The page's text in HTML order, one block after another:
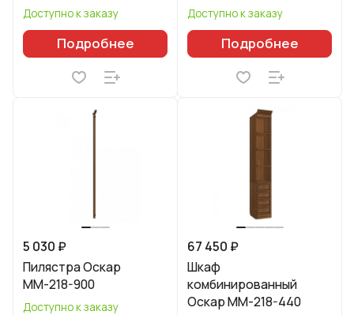
Доступно к заказу
Подробнее
Доступно к заказу
Подробнее
5 030 ₽
Пилястра Оскар
ММ-218-900
Доступно к заказу
67 450 ₽
Шкаф
комбинированный
Оскар ММ-218-440